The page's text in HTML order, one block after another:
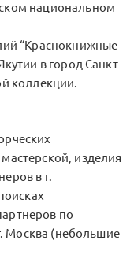
национальном
“Краснокнижные
в город Санкт-
коллекции.
изделия
в г.
по
Москва (небольшие